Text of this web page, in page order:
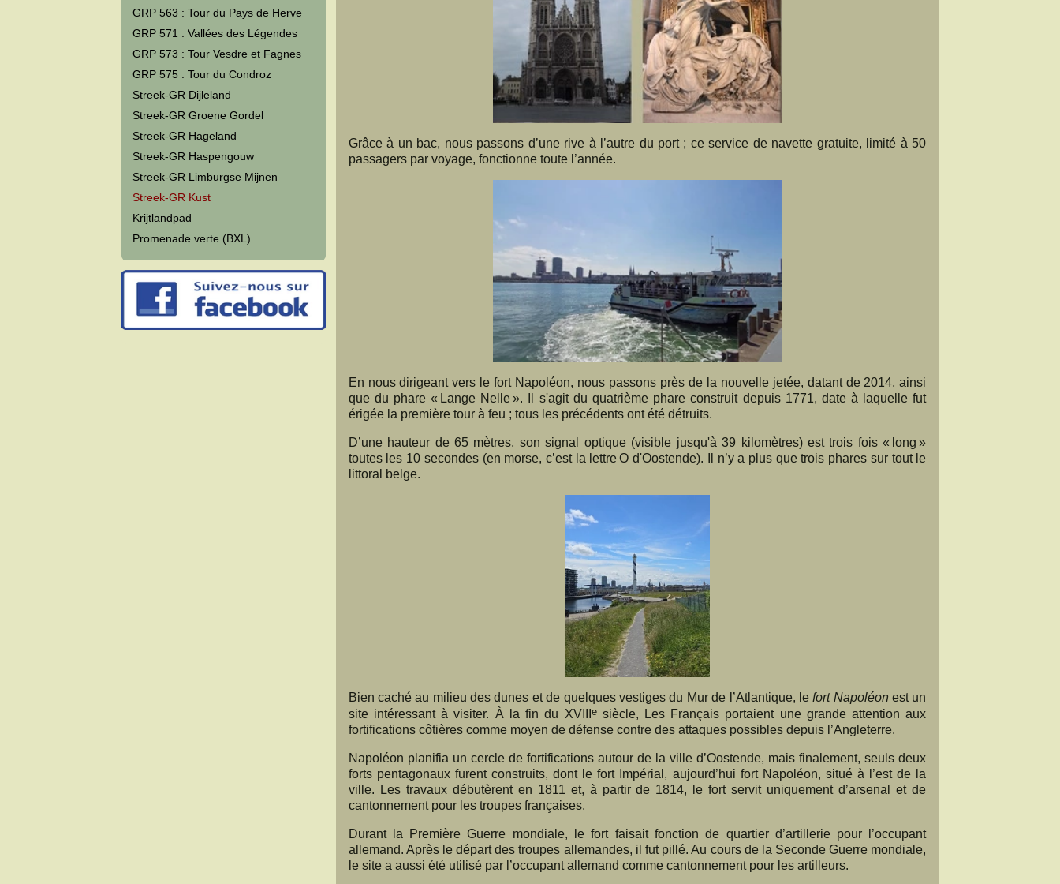
GRP 563 : Tour du Pays de Herve
GRP 571 : Vallées des Légendes
GRP 573 : Tour Vesdre et Fagnes
GRP 575 : Tour du Condroz
Streek-GR Dijleland
Streek-GR Groene Gordel
Streek-GR Hageland
Streek-GR Haspengouw
Streek-GR Limburgse Mijnen
Streek-GR Kust
Krijtlandpad
Promenade verte (BXL)
Grâce à un bac, nous passons d’une rive à l’autre du port ; ce service de navette gratuite, limité à 50
passagers par voyage, fonctionne toute l’année.
En nous dirigeant vers le fort Napoléon, nous passons près de la nouvelle jetée, datant de 2014, ainsi
que du phare « Lange Nelle ». Il s'agit du quatrième phare construit depuis 1771, date à laquelle fut
érigée la première tour à feu ; tous les précédents ont été détruits.
D’une hauteur de 65 mètres, son signal optique (visible jusqu'à 39 kilomètres) est trois fois « long »
toutes les 10 secondes (en morse, c’est la lettre O d'Oostende). Il n’y a plus que trois phares sur tout le
littoral belge.
Bien caché au milieu des dunes et de quelques vestiges du Mur de l’Atlantique, lefort Napoléonest un
site intéressant à visiter. À la fin du XVIII esiècle, Les Français portaient une grande attention aux
fortifications côtières comme moyen de défense contre des attaques possibles depuis l’Angleterre.
Napoléon planifia un cercle de fortifications autour de la ville d’Oostende, mais finalement, seuls deux
forts pentagonaux furent construits, dont le fort Impérial, aujourd’hui fort Napoléon, situé à l’est de la
ville. Les travaux débutèrent en 1811 et, à partir de 1814, le fort servit uniquement d’arsenal et de
cantonnement pour les troupes françaises.
Durant la Première Guerre mondiale, le fort faisait fonction de quartier d’artillerie pour l’occupant
allemand. Après le départ des troupes allemandes, il fut pillé. Au cours de la Seconde Guerre mondiale,
le site a aussi été utilisé par l’occupant allemand comme cantonnement pour les artilleurs.